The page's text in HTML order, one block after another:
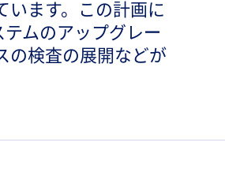
います。この計画に
ムのアップグレー
の検査の展開などが